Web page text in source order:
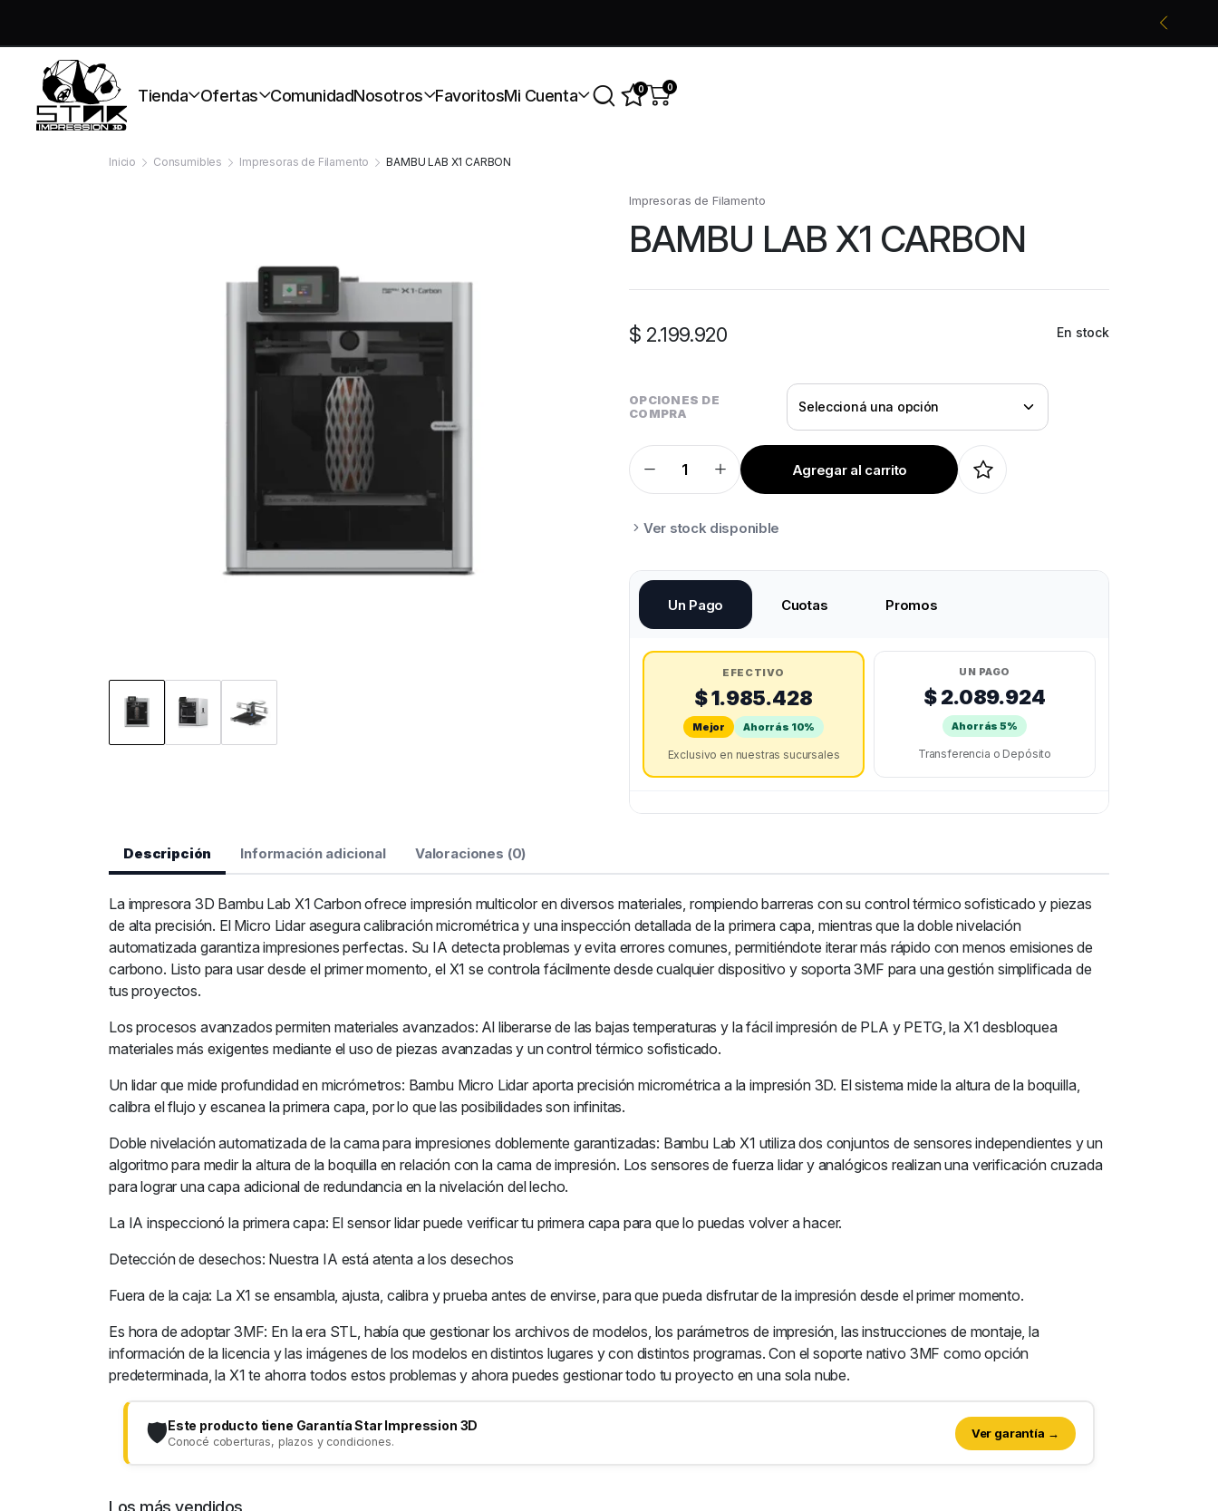
Tienda Ofertas ComunidadNosotros FavoritosMi Cuenta 0 0
Inicio Consumibles Impresoras de Filamento BAMBU LAB X1 CARBON
Impresoras de Filamento
BAMBU LAB X1 CARBON
$ 2.199.920 En stock
OPCIONES DE
COMPRA
BAMBU
LAB
quantity
Agregar al carrito
Ver stock disponible
Un Pago Cuotas Promos
EFECTIVO
$ 1.985.428
Mejor Ahorrás 10%
Exclusivo en nuestras sucursales
UN PAGO
$ 2.089.924
Ahorrás 5%
Transferencia o Depósito
Descripción Información adicional Valoraciones (0)
La impresora 3D Bambu Lab X1 Carbon ofrece impresión multicolor en diversos materiales, rompiendo barreras con su control térmico sofisticado y piezas
de alta precisión. El Micro Lidar asegura calibración micrométrica y una inspección detallada de la primera capa, mientras que la doble nivelación
automatizada garantiza impresiones perfectas. Su IA detecta problemas y evita errores comunes, permitiéndote iterar más rápido con menos emisiones de
carbono. Listo para usar desde el primer momento, el X1 se controla fácilmente desde cualquier dispositivo y soporta 3MF para una gestión simplificada de
tus proyectos.
Los procesos avanzados permiten materiales avanzados: Al liberarse de las bajas temperaturas y la fácil impresión de PLA y PETG, la X1 desbloquea
materiales más exigentes mediante el uso de piezas avanzadas y un control térmico sofisticado.
Un lidar que mide profundidad en micrómetros: Bambu Micro Lidar aporta precisión micrométrica a la impresión 3D. El sistema mide la altura de la boquilla,
calibra el flujo y escanea la primera capa, por lo que las posibilidades son infinitas.
Doble nivelación automatizada de la cama para impresiones doblemente garantizadas: Bambu Lab X1 utiliza dos conjuntos de sensores independientes y un
algoritmo para medir la altura de la boquilla en relación con la cama de impresión. Los sensores de fuerza lidar y analógicos realizan una verificación cruzada
para lograr una capa adicional de redundancia en la nivelación del lecho.
La IA inspeccionó la primera capa: El sensor lidar puede verificar tu primera capa para que lo puedas volver a hacer.
Detección de desechos: Nuestra IA está atenta a los desechos
Fuera de la caja: La X1 se ensambla, ajusta, calibra y prueba antes de envirse, para que pueda disfrutar de la impresión desde el primer momento.
Es hora de adoptar 3MF: En la era STL, había que gestionar los archivos de modelos, los parámetros de impresión, las instrucciones de montaje, la
información de la licencia y las imágenes de los modelos en distintos lugares y con distintos programas. Con el soporte nativo 3MF como opción
predeterminada, la X1 te ahorra todos estos problemas y ahora puedes gestionar todo tu proyecto en una sola nube.
🛡️Este producto tiene Garantía Star Impression 3D
Conocé coberturas, plazos y condiciones.
Ver garantía →
Los más vendidos